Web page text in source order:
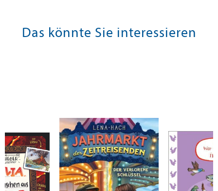
Das könnte Sie interessieren